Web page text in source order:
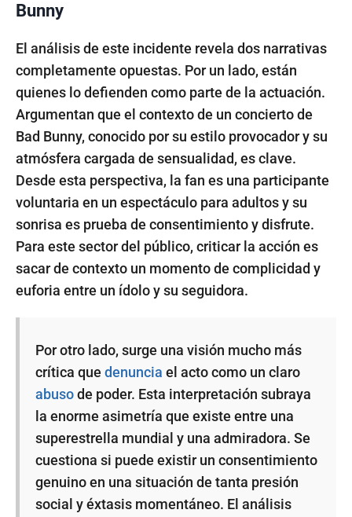
Bunny
El análisis de este incidente revela dos narrativas
completamente opuestas. Por un lado, están
quienes lo defienden como parte de la actuación.
Argumentan que el contexto de un concierto de
Bad Bunny, conocido por su estilo provocador y su
atmósfera cargada de sensualidad, es clave.
Desde esta perspectiva, la fan es una participante
voluntaria en un espectáculo para adultos y su
sonrisa es prueba de consentimiento y disfrute.
Para este sector del público, criticar la acción es
sacar de contexto un momento de complicidad y
euforia entre un ídolo y su seguidora.
Por otro lado, surge una visión mucho más
crítica que denuncia el acto como un claro
abusode poder. Esta interpretación subraya
la enorme asimetría que existe entre una
superestrella mundial y una admiradora. Se
cuestiona si puede existir un consentimiento
genuino en una situación de tanta presión
social y éxtasis momentáneo. El análisis